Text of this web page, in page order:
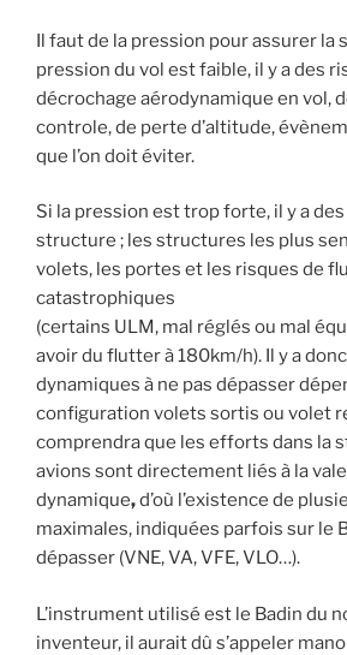
Il faut de la pression pour assurer la
pression du vol est faible, il y a des
décrochage aérodynamique en vol,
controle, de perte d’altitude,
que l’on doit éviter.
Si la pression est trop forte, il y a
structure ; les structures les plus
volets, les portes et les risques de
catastrophiques
(certains ULM, mal réglés ou mal
avoir du flutter à 180km/h). Il y a
dynamiques à ne pas dépasser
configuration volets sortis ou volet
comprendra que les efforts dans la
avions sont directement liés à la
dynamique,d’où l’existence de
maximales, indiquées parfois sur le
dépasser (VNE, VA, VFE, VLO…).
L’instrument utilisé est le Badin du
inventeur, il aurait dû s’appeler